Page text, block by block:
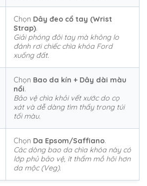
Chọn Dây đeo cổ tay (Wrist
Strap).
Giải phóng đôi tay mà không lo
đánh rơi chiếc chìa khóa Ford
xuống đất.
Chọn Bao da kín + Dây dài màu
nổi.
Bảo vệ chìa khỏi vết xước do cọ
xát và dễ dàng tìm thấy trong túi
tối màu.
Chọn Da Epsom/Saffiano.
Các dòng bao da chìa khóa này có
lớp phủ bảo vệ, ít thấm mồ hôi hơn
da mộc (Veg).